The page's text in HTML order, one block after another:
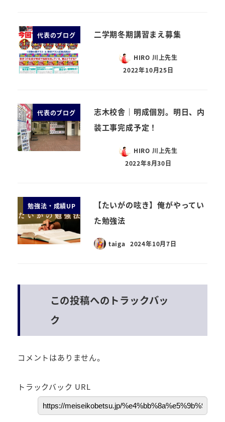
代表のブログ 二学期冬期講習まえ募集
HIRO 川上先生
2022年10月25日
代表のブログ
志木校舎｜明成個別。明日、内
装工事完成予定！
HIRO 川上先生
2022年8月30日
勉強法・成績UP
【たいがの呟き】俺がやってい
た勉強法
taiga 2024年10月7日
この投稿へのトラックバッ
ク
コメントはありません。
トラックバック URL